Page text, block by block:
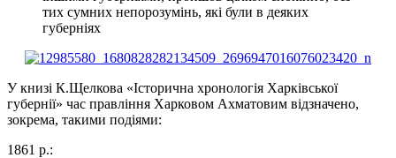
тих сумних непорозумінь, які були в деяких
губерніях
У книзі К.Щелкова «Історична хронологія Харківської
губернії» час правління Харковом Ахматовим відзначено,
зокрема, такими подіями:
1861 р.: